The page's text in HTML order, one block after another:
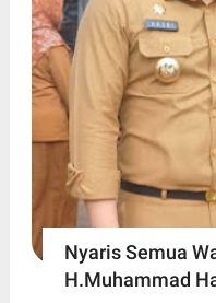
Nyaris Semua
H.Muhammad